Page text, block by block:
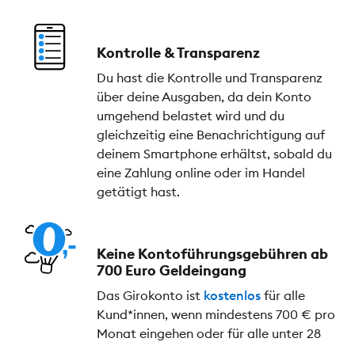
Kontrolle & Transparenz
Du hast die Kontrolle und Transparenz
über deine Ausgaben, da dein Konto
umgehend belastet wird und du
gleichzeitig eine Benachrichtigung auf
deinem Smartphone erhältst, sobald du
eine Zahlung online oder im Handel
getätigt hast.
Keine Kontoführungs­gebühren ab
700 Euro Geldeingang
Das Girokonto ist kostenlos für alle
Kund*innen, wenn mindestens 700 € pro
Monat eingehen oder für alle unter 28